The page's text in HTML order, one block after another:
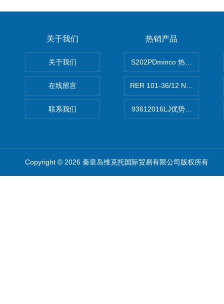
关于我们
关于我们
在线留言
联系我们
热销产品
S202PDminco 热电阻
RER 101-36/12 NHH离心
93612016LJ优势供应美国
Copyright © 2026 秦皇岛维克托国际贸易有限公司版权所有